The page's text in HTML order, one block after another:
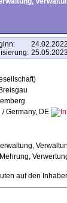
24.02.2022
Germany, DE
auf den